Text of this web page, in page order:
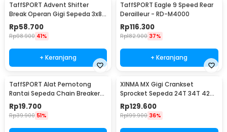
TaffSPORT Advent Shifter
Break Operan Gigi Sepeda 3x8
Speed 2 PCS - SL-M310
Rp58.700
Rp98.900 41%
+ Keranjang
TaffSPORT Eagle 9 Speed Rear
Derailleur - RD-M4000
Rp116.300
Rp182.900 37%
+ Keranjang
TaffSPORT Alat Pemotong
Rantai Sepeda Chain Breaker
Cutter - TD8591
Rp19.700
Rp39.900 51%
XINMA MX Gigi Crankset
Sprocket Sepeda 24T 34T 42T
7/8/9 Speed - TL-82-L
Rp129.600
Rp199.900 36%